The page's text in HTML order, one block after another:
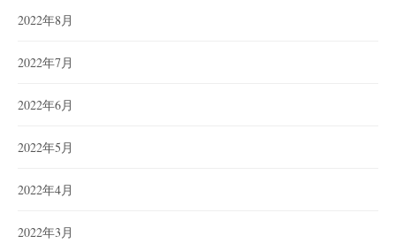
2022年8月
2022年7月
2022年6月
2022年5月
2022年4月
2022年3月